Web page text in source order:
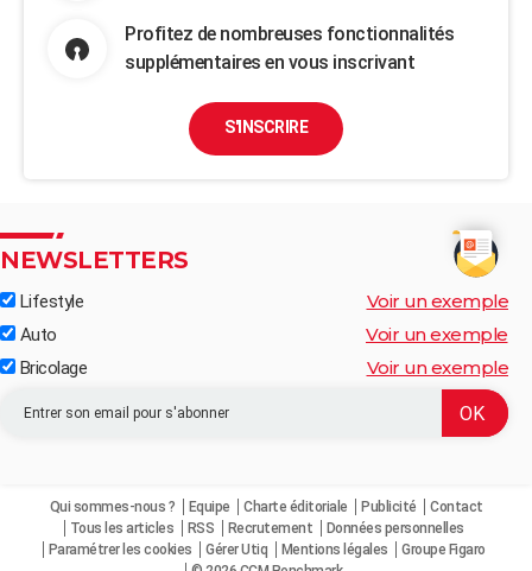
Profitez de nombreuses fonctionnalités
supplémentaires en vous inscrivant
S'INSCRIRE
NEWSLETTERS
Lifestyle Voir un exemple
Auto Voir un exemple
Bricolage Voir un exemple
Qui sommes-nous ? Equipe Charte éditoriale Publicité
Contact
Tous les articles
RSS Recrutement
Données personnelles
Paramétrer les cookies
Gérer Utiq Mentions légales
Groupe Figaro